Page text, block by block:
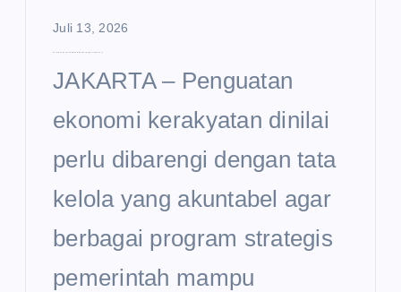
Juli 13, 2026
JAKARTA – Penguatan
ekonomi kerakyatan dinilai
perlu dibarengi dengan tata
kelola yang akuntabel agar
berbagai program strategis
pemerintah mampu